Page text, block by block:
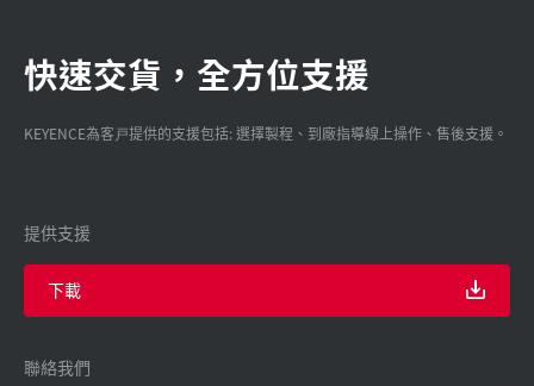
快速交貨，全方位支援
KEYENCE為客戸提供的支援包括: 選擇製程、到廠指導線上操作、售後支援。
提供支援
下載
聯絡我們